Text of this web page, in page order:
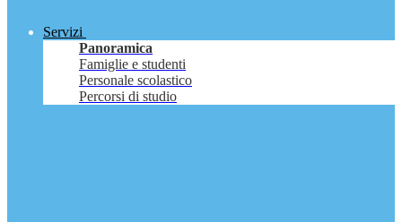
Servizi
Panoramica
Famiglie e studenti
Personale scolastico
Percorsi di studio